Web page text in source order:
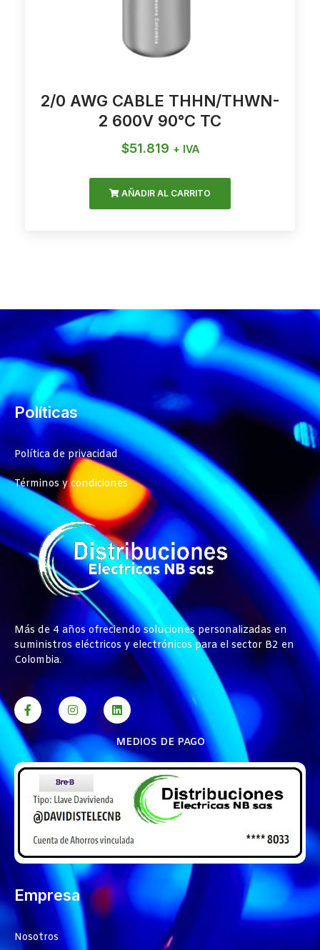
2/0 AWG CABLE THHN/THWN-
2 600V 90°C TC
$51.819 + IVA
AÑADIR AL CARRITO
Políticas
Política de privacidad
Términos y condiciones
Más de 4 años ofreciendo soluciones personalizadas en
suministros eléctricos y electrónicos para el sector B2 en
Colombia.
MEDIOS DE PAGO
Empresa
Nosotros